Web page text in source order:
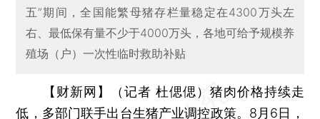
五”期间，全国能繁母猪存栏量稳定在4300万头左
右、最低保有量不少于4000万头，各地可给予规模养
殖场（户）一次性临时救助补贴
【财新网】（记者 杜偲偲） 猪肉价格持续走
低，多部门联手出台生猪产业调控政策。8月6日，